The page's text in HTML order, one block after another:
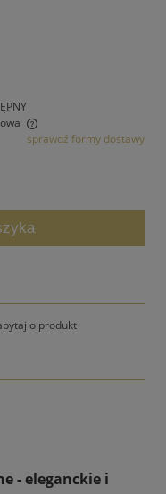
płatności
sprawdź formy dostawy
o produkt
- eleganckie i